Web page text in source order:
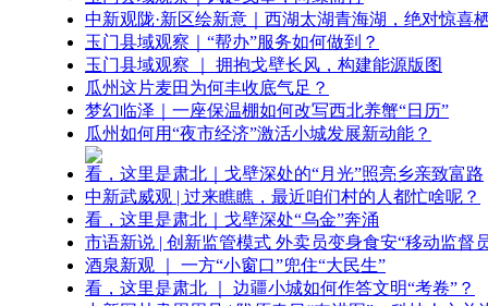
中新观陇·新区绘新意｜西湖太湖青海湖，绝对惊喜
玉门县域观察｜“帮办”服务如何做到？
玉门县域观察 ｜ 拥抱戈壁长风，构建能源版图
瓜州这片麦田为何丰收底气足？
梦幻临泽｜一座保温棚如何改写西北养蟹“日历”
瓜州如何用“夜市经济”激活小城发展新动能？
看，这里是肃北｜戈壁深处的“月光”照亮乡亲致富路
中新武威观 | 过来瞧瞧，最近咱们村的人都忙啥呢？
看，这里是肃北｜戈壁深处“乌金”奔涌
市语新说 | 创新监管模式 外卖员变身食安“移动监督
酒泉新观 ｜ 一方“小窗口”兜住“大民生”
看，这里是肃北 ｜ 边疆小城如何作答文明“考卷”？